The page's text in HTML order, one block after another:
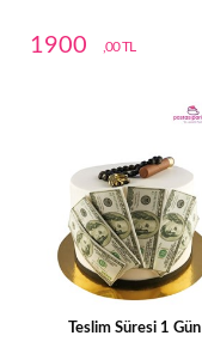
1900 ,00 TL
Teslim Süresi 1 Gün